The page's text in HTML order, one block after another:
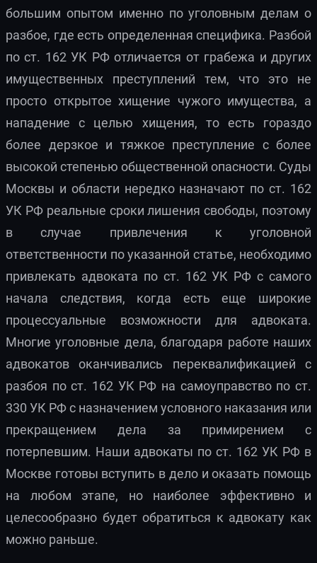
большим опытом именно по уголовным делам о
разбое, где есть определенная специфика. Разбой
по ст. 162 УК РФ отличается от грабежа и других
имущественных преступлений тем, что это не
просто открытое хищение чужого имущества, а
нападение с целью хищения, то есть гораздо
более дерзкое и тяжкое преступление с более
высокой степенью общественной опасности. Суды
Москвы и области нередко назначают по ст. 162
УК РФ реальные сроки лишения свободы, поэтому
в случае привлечения к уголовной
ответственности по указанной статье, необходимо
привлекать адвоката по ст. 162 УК РФ с самого
начала следствия, когда есть еще широкие
процессуальные возможности для адвоката.
Многие уголовные дела, благодаря работе наших
адвокатов оканчивались переквалификацией с
разбоя по ст. 162 УК РФ на самоуправство по ст.
330 УК РФ с назначением условного наказания или
прекращением дела за примирением с
потерпевшим. Наши адвокаты по ст. 162 УК РФ в
Москве готовы вступить в дело и оказать помощь
на любом этапе, но наиболее эффективно и
целесообразно будет обратиться к адвокату как
можно раньше.